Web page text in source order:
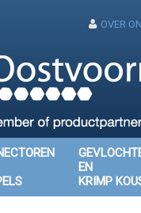
OVER
EN
KRIMP